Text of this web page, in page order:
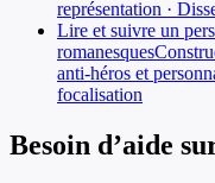
représentation ·
Lire et suivre un
romanesques
anti-héros et
focalisation
Besoin d’aide